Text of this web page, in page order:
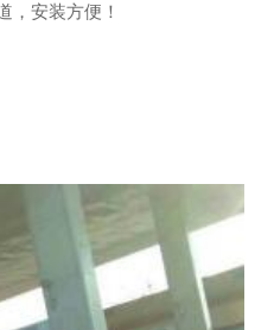
，安装方便！